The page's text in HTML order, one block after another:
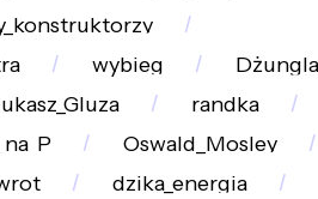
wybieg
Dżungla
ukasz_Gluza
randka
Oswald_Mosley
dzika_energia